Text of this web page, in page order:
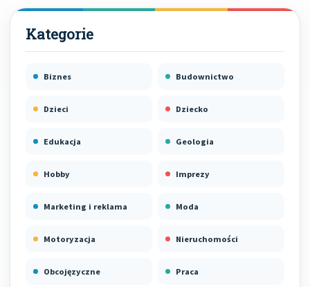
Biznes Budownictwo
Dzieci Dziecko
Edukacja Geologia
Hobby Imprezy
Marketing i reklama Moda
Motoryzacja Nieruchomości
Obcojęzyczne Praca